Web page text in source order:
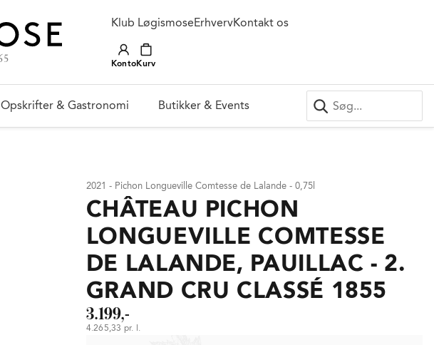
Klub LøgismoseErhvervKontakt os
KontoKurv
Opskrifter & Gastronomi Butikker & Events
2021 - Pichon Longueville Comtesse de Lalande - 0,75l
CHÂTEAU PICHON
LONGUEVILLE COMTESSE
DE LALANDE, PAUILLAC - 2.
GRAND CRU CLASSÉ 1855
3.199,-
4.265,33 pr. l.